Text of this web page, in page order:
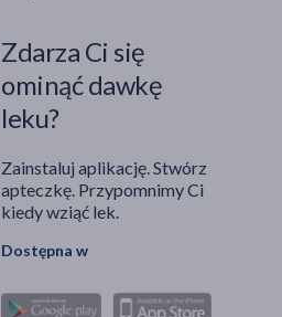
Zdarza Ci się
ominąć dawkę
leku?
Zainstaluj aplikację. Stwórz
apteczkę. Przypomnimy Ci
kiedy wziąć lek.
Dostępna w